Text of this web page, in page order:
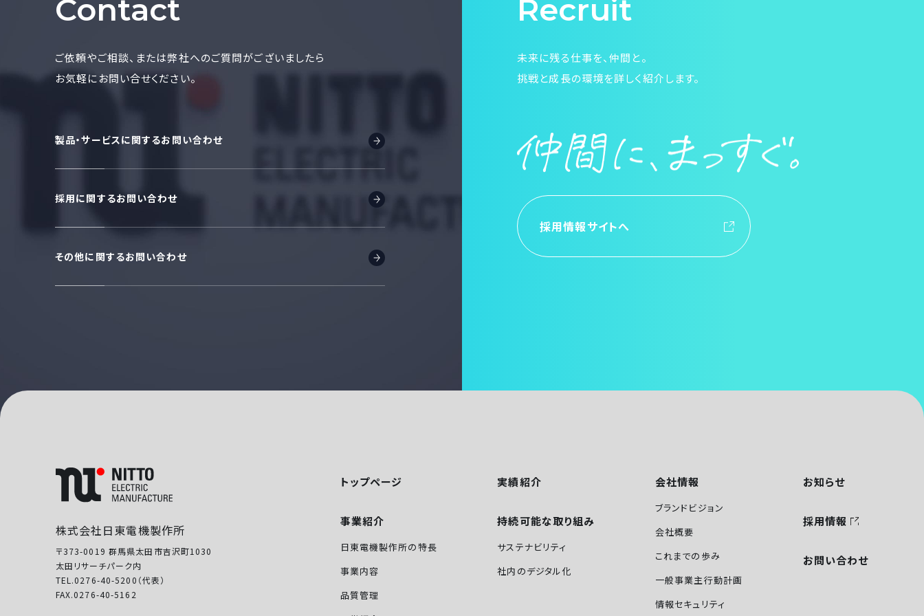
Contact
ご依頼やご相談、または弊社へのご質問がございましたら
お気軽にお問い合せください。
製品・サービスに関するお問い合わせ
採用に関するお問い合わせ
その他に関するお問い合わせ
Recruit
未来に残る仕事を、仲間と。
挑戦と成長の環境を詳しく紹介します。
採用情報サイトへ
株式会社日東電機製作所
〒373-0019 群馬県太田市吉沢町1030
太田リサーチパーク内
TEL.0276-40-5200（代表）
FAX.0276-40-5162
トップページ
事業紹介
日東電機製作所の特長
事業内容
品質管理
実績紹介
持続可能な取り組み
サステナビリティ
社内のデジタル化
会社情報
ブランドビジョン
会社概要
これまでの歩み
一般事業主行動計画
情報セキュリティ
お知らせ
採用情報
お問い合わせ